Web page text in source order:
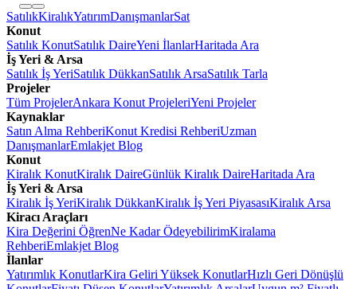
SatılıkKiralıkYatırımDanışmanlarSat
Konut
Satılık KonutSatılık DaireYeni İlanlarHaritada Ara
İş Yeri & Arsa
Satılık İş YeriSatılık DükkanSatılık ArsaSatılık Tarla
Projeler
Tüm ProjelerAnkara Konut ProjeleriYeni Projeler
Kaynaklar
Satın Alma RehberiKonut Kredisi RehberiUzman
DanışmanlarEmlakjet Blog
Konut
Kiralık KonutKiralık DaireGünlük Kiralık DaireHaritada Ara
İş Yeri & Arsa
Kiralık İş YeriKiralık DükkanKiralık İş Yeri PiyasasıKiralık Arsa
Kiracı Araçları
Kira Değerini ÖğrenNe Kadar ÖdeyebilirimKiralama
RehberiEmlakjet Blog
İlanlar
Yatırımlık KonutlarKira Geliri Yüksek KonutlarHızlı Geri Dönüşlü